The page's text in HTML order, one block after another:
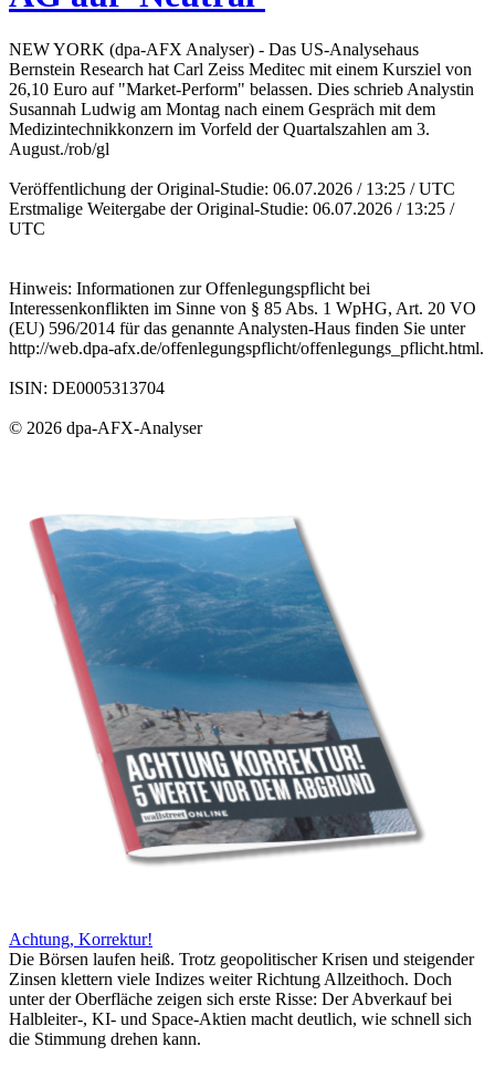
NEW YORK (dpa-AFX Analyser) - Das US-Analysehaus
Bernstein Research hat Carl Zeiss Meditec mit einem Kursziel von
26,10 Euro auf "Market-Perform" belassen. Dies schrieb Analystin
Susannah Ludwig am Montag nach einem Gespräch mit dem
Medizintechnikkonzern im Vorfeld der Quartalszahlen am 3.
August./rob/gl
Veröffentlichung der Original-Studie: 06.07.2026 / 13:25 / UTC
Erstmalige Weitergabe der Original-Studie: 06.07.2026 / 13:25 /
UTC
Hinweis: Informationen zur Offenlegungspflicht bei
Interessenkonflikten im Sinne von § 85 Abs. 1 WpHG, Art. 20 VO
(EU) 596/2014 für das genannte Analysten-Haus finden Sie unter
http://web.dpa-afx.de/offenlegungspflicht/offenlegungs_pflicht.html.
ISIN: DE0005313704
© 2026 dpa-AFX-Analyser
Achtung, Korrektur!
Die Börsen laufen heiß. Trotz geopolitischer Krisen und steigender
Zinsen klettern viele Indizes weiter Richtung Allzeithoch. Doch
unter der Oberfläche zeigen sich erste Risse: Der Abverkauf bei
Halbleiter-, KI- und Space-Aktien macht deutlich, wie schnell sich
die Stimmung drehen kann.